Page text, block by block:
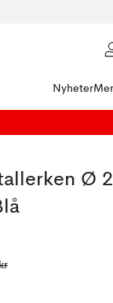
Nyheter
Ø